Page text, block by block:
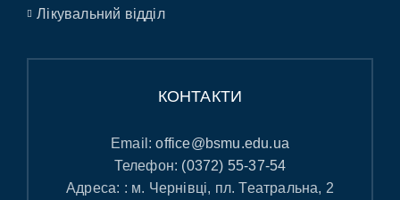
Лікувальний відділ
КОНТАКТИ
Email:office@bsmu.edu.ua
Телефон: (0372) 55-37-54
Адреса: : м. Чернівці, пл. Театральна, 2